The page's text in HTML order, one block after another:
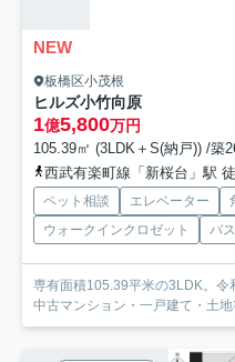
NEW
板橋区小茂根
ヒルズ小竹向原
1億5,800万円
105.39㎡ (3LDK＋S(納戸)) /築
西武有楽町線「新桜台」駅
ペット相談 エレベーター
ウォークインクロゼット
バ
専有面積105.39平米の3LDK。令
中古マンション・一戸建て・土